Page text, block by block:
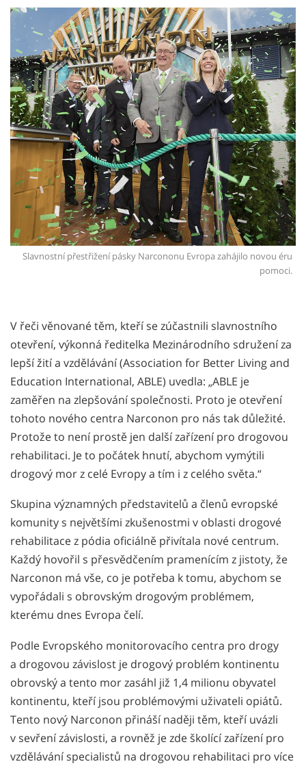
Slavnostní přestřižení pásky Narcononu Evropa zahájilo novou éru
pomoci.
V řeči věnované těm, kteří se zúčastnili slavnostního
otevření, výkonná ředitelka Mezinárodního sdružení za
lepší žití a vzdělávání (Association for Better Living and
Education International, ABLE) uvedla: „ABLE je
zaměřen na zlepšování společnosti. Proto je otevření
tohoto nového centra Narconon pro nás tak důležité.
Protože to není prostě jen další zařízení pro drogovou
rehabilitaci. Je to počátek hnutí, abychom vymýtili
drogový mor z celé Evropy a tím i z celého světa.“
Skupina významných představitelů a členů evropské
komunity s největšími zkušenostmi v oblasti drogové
rehabilitace z pódia oficiálně přivítala nové centrum.
Každý hovořil s přesvědčením pramenícím z jistoty, že
Narconon má vše, co je potřeba k tomu, abychom se
vypořádali s obrovským drogovým problémem,
kterému dnes Evropa čelí.
Podle Evropského monitorovacího centra pro drogy
a drogovou závislost je drogový problém kontinentu
obrovský a tento mor zasáhl již 1,4 milionu obyvatel
kontinentu, kteří jsou problémovými uživateli opiátů.
Tento nový Narconon přináší naději těm, kteří uvázli
v sevření závislosti, a rovněž je zde školící zařízení pro
vzdělávání specialistů na drogovou rehabilitaci pro více